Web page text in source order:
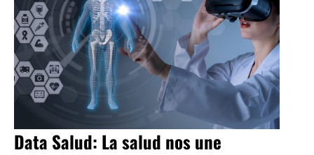
Data Salud: La salud nos une